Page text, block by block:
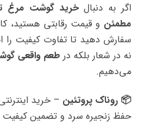
اگر به دنبالخرید گوشت مرغ
مطمئن و قیمت رقابتی هستید،
سفارش دهید تا تفاوت کیفیت را
نه در شعار بلکه در طعم واقعی
می‌دهیم.
📦 روناک پروتئین – خرید
حفظ زنجیره سرد و تضمین کیفیت